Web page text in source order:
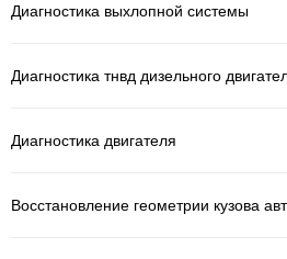
Диагностика выхлопной системы
Диагностика тнвд дизельного
Диагностика двигателя
Восстановление геометрии кузова